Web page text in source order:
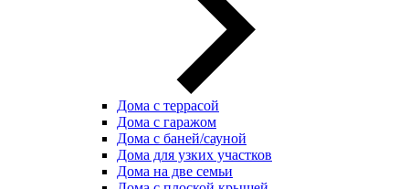
Дома с террасой
Дома с гаражом
Дома с баней/сауной
Дома для узких участков
Дома на две семьи